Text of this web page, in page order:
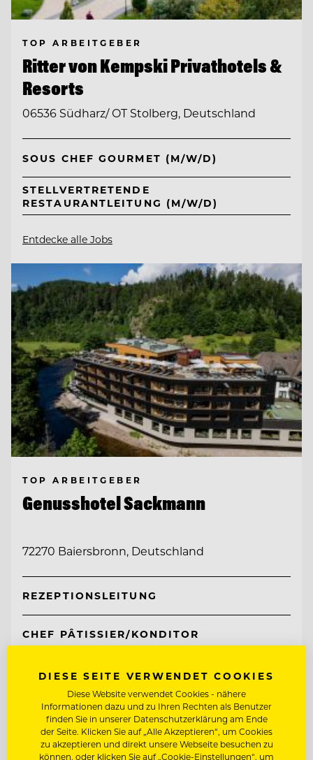
TOP ARBEITGEBER
Ritter von Kempski Privathotels &
Resorts
06536 Südharz/ OT Stolberg, Deutschland
SOUS CHEF GOURMET (M/W/D)
STELLVERTRETENDE
RESTAURANTLEITUNG (M/W/D)
Entdecke alle Jobs
TOP ARBEITGEBER
Genusshotel Sackmann
72270 Baiersbronn, Deutschland
REZEPTIONSLEITUNG
CHEF PÂTISSIER/KONDITOR
Entdecke alle Jobs
DIESE SEITE VERWENDET COOKIES
Diese Website verwendet Cookies - nähere
Informationen dazu und zu Ihren Rechten als Benutzer
finden Sie in unserer Datenschutzerklärung am Ende
der Seite. Klicken Sie auf „Alle Akzeptieren“, um Cookies
zu akzeptieren und direkt unsere Webseite besuchen zu
können, oder klicken Sie auf „Cookie-Einstellungen“, um